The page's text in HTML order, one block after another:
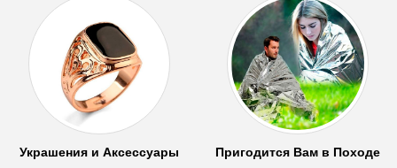
Украшения и Аксессуары Пригодится Вам в Походе